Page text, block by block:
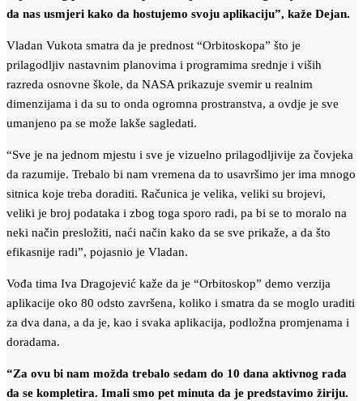
da nas usmjeri kako da hostujemo svoju aplikaciju”, kaže Dejan.
Vladan Vukota smatra da je prednost “Orbitoskopa” što je
prilagodljiv nastavnim planovima i programima srednje i viših
razreda osnovne škole, da NASA prikazuje svemir u realnim
dimenzijama i da su to onda ogromna prostranstva, a ovdje je sve
umanjeno pa se može lakše sagledati.
“Sve je na jednom mjestu i sve je vizuelno prilagodljivije za čovjeka
da razumije. Trebalo bi nam vremena da to usavršimo jer ima mnogo
sitnica koje treba doraditi. Računica je velika, veliki su brojevi,
veliki je broj podataka i zbog toga sporo radi, pa bi se to moralo na
neki način presložiti, naći način kako da se sve prikaže, a da što
efikasnije radi”, pojasnio je Vladan.
Vođa tima Iva Dragojević kaže da je “Orbitoskop” demo verzija
aplikacije oko 80 odsto završena, koliko i smatra da se moglo uraditi
za dva dana, a da je, kao i svaka aplikacija, podložna promjenama i
doradama.
“Za ovu bi nam možda trebalo sedam do 10 dana aktivnog rada
da se kompletira. Imali smo pet minuta da je predstavimo žiriju.